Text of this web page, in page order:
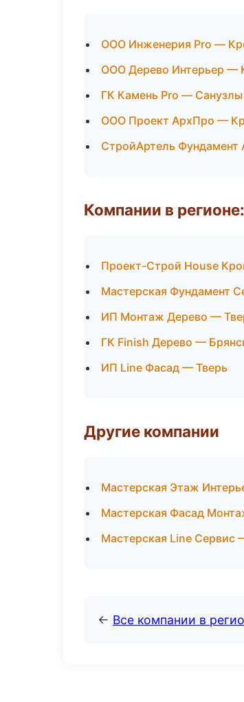
ООО Инженерия Pro —
ООО Дерево Интерьер —
ГК Камень Pro —
ООО Проект АрхПро —
СтройАртель Фундамент
Компании в
Проект-Строй House
Мастерская Фундамент
ИП Монтаж Дерево —
ГК Finish Дерево —
ИП Line Фасад — Тверь
Другие компании
Мастерская Этаж
Мастерская Фасад
Мастерская Line Сервис
← Все компании в